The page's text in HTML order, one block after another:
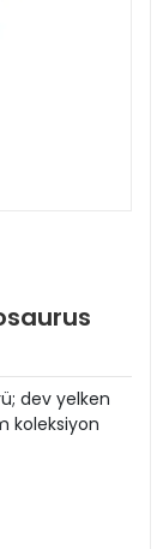
dev yelken
koleksiyon